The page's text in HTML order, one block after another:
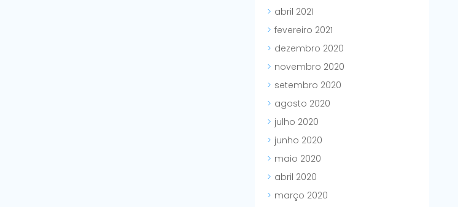
abril 2021
fevereiro 2021
dezembro 2020
novembro 2020
setembro 2020
agosto 2020
julho 2020
junho 2020
maio 2020
abril 2020
março 2020